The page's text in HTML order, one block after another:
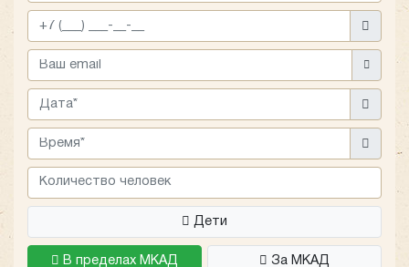
оборудовано индивидуальным кондиционером и USB-
зарядным портом, что делает поездку комфортной
даже на длительных маршрутах. Миникухня и кулер
добавляют дополнительное удобство, особенно в
длительных поездках. Этот автобус идеально
подходит для больших групп, обеспечивая уют и
комфорт на каждом этапе путешествия.
автобусаKing Long XMQ6129 в компании "Повозкин" –
это шаг к качественному и продуманному сервису.
Дети
В пределах МКАД За МКАД